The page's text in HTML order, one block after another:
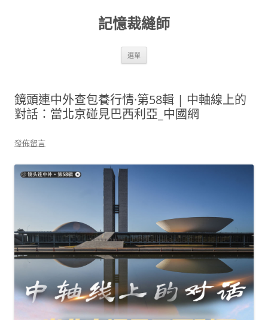
記憶裁縫師
選單
鏡頭連中外查包養行情·第58輯 | 中軸線上的
對話：當北京碰見巴西利亞_中國網
發佈留言